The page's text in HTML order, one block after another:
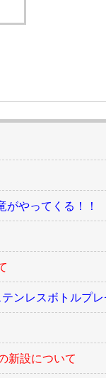
やってくる！！
ンレスボトルプレ
新設について